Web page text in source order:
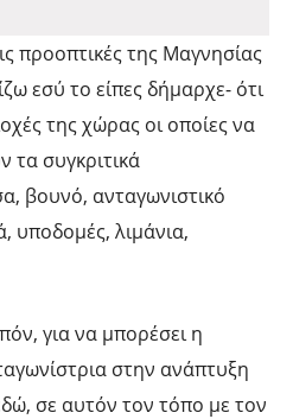
προοπτικές της Μαγνησίας
εσύ το είπες δήμαρχε- ότι
της χώρας οι οποίες να
συγκριτικά
βουνό, ανταγωνιστικό
υποδομές, λιμάνια,
για να μπορέσει η
στην ανάπτυξη
σε αυτόν τον τόπο με τον